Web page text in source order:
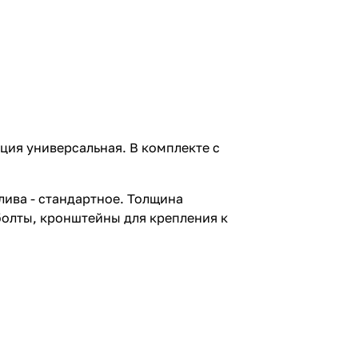
универсальная. В комплекте с
- стандартное. Толщина
кронштейны для крепления к